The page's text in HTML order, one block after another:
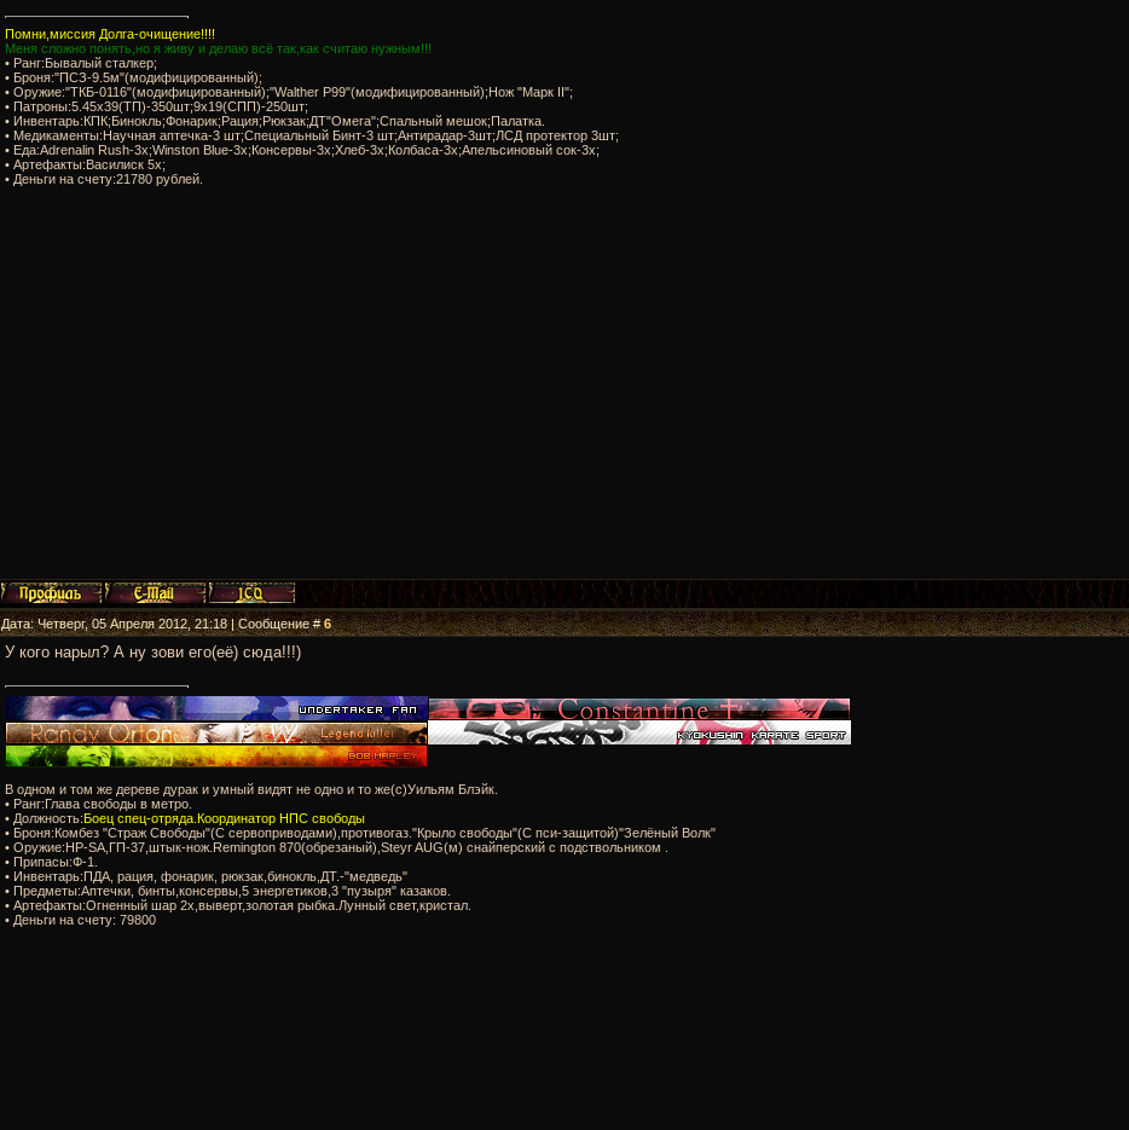
Помни,миссия Долга-очищение!!!!
Меня сложно понять,но я живу и делаю всё так,как считаю нужным!!!
• Ранг:Бывалый сталкер;
• Броня:"ПСЗ-9.5м"(модифицированный);
• Оружие:"ТКБ-0116"(модифицированный);"Walther P99"(модифицированный);Нож "Марк II";
• Патроны:5.45x39(ТП)-350шт;9x19(СПП)-250шт;
• Инвентарь:КПК;Бинокль;Фонарик;Рация;Рюкзак;ДТ"Омега";Спальный мешок;Палатка.
• Медикаменты:Научная аптечка-3 шт;Специальный Бинт-3 шт;Антирадар-3шт;ЛСД протектор 3шт;
• Еда:Adrenalin Rush-3x;Winston Blue-3x;Консервы-3x;Хлеб-3x;Колбаса-3х;Апельсиновый сок-3x;
• Артефакты:Василиск 5х;
• Деньги на счету:21780 рублей.
Дата: Четверг, 05 Апреля 2012, 21:18 | Сообщение #6
У кого нарыл? А ну зови его(её) сюда!!!)
В одном и том же дереве дурак и умный видят не одно и то же(с)Уильям Блэйк.
• Ранг:Глава свободы в метро.
• Должность:Боец спец-отряда.Координатор НПС свободы
• Броня:Комбез "Страж Свободы"(С сервоприводами),противогаз."Крыло свободы"(С пси-защитой)"Зелёный Волк"
• Оружие:HP-SA,ГП-37,штык-нож.Remington 870(обрезаный),Steyr AUG(м) снайперский с подствольником .
• Припасы:Ф-1.
• Инвентарь:ПДА, рация, фонарик, рюкзак,бинокль,ДТ.-"медведь"
• Предметы:Аптечки, бинты,консервы,5 энергетиков,3 "пузыря" казаков.
• Артефакты:Огненный шар 2х,выверт,золотая рыбка.Лунный свет,кристал.
• Деньги на счету: 79800